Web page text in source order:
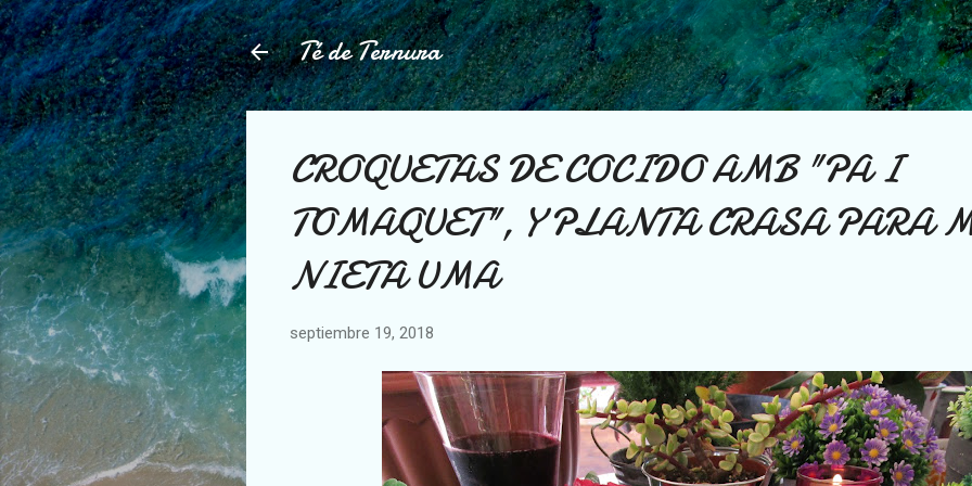
Ir al contenido principal
Té de Ternura
CROQUETAS DE COCIDO AMB "PA I
TOMAQUET", Y PLANTA CRASA PARA
NIETA UMA
septiembre 19, 2018